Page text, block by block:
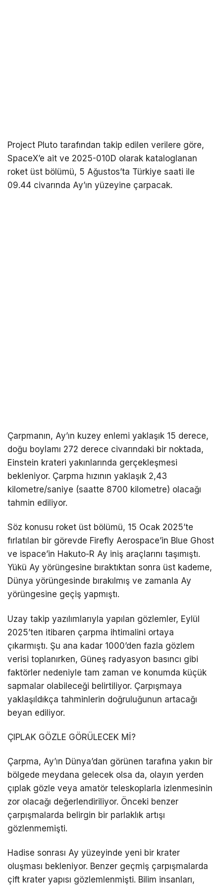
Project Pluto tarafından takip edilen verilere göre,
SpaceX’e ait ve 2025-010D olarak kataloglanan
roket üst bölümü, 5 Ağustos’ta Türkiye saati ile
09.44 civarında Ay’ın yüzeyine çarpacak.
Çarpmanın, Ay’ın kuzey enlemi yaklaşık 15 derece,
doğu boylamı 272 derece civarındaki bir noktada,
Einstein krateri yakınlarında gerçekleşmesi
bekleniyor. Çarpma hızının yaklaşık 2,43
kilometre/saniye (saatte 8700 kilometre) olacağı
tahmin ediliyor.
Söz konusu roket üst bölümü, 15 Ocak 2025’te
fırlatılan bir görevde Firefly Aerospace’in Blue Ghost
ve ispace’in Hakuto-R Ay iniş araçlarını taşımıştı.
Yükü Ay yörüngesine bıraktıktan sonra üst kademe,
Dünya yörüngesinde bırakılmış ve zamanla Ay
yörüngesine geçiş yapmıştı.
Uzay takip yazılımlarıyla yapılan gözlemler, Eylül
2025’ten itibaren çarpma ihtimalini ortaya
çıkarmıştı. Şu ana kadar 1000’den fazla gözlem
verisi toplanırken, Güneş radyasyon basıncı gibi
faktörler nedeniyle tam zaman ve konumda küçük
sapmalar olabileceği belirtiliyor. Çarpışmaya
yaklaşıldıkça tahminlerin doğruluğunun artacağı
beyan ediliyor.
ÇIPLAK GÖZLE GÖRÜLECEK Mİ?
Çarpma, Ay’ın Dünya’dan görünen tarafına yakın bir
bölgede meydana gelecek olsa da, olayın yerden
çıplak gözle veya amatör teleskoplarla izlenmesinin
zor olacağı değerlendiriliyor. Önceki benzer
çarpışmalarda belirgin bir parlaklık artışı
gözlenmemişti.
Hadise sonrası Ay yüzeyinde yeni bir krater
oluşması bekleniyor. Benzer geçmiş çarpışmalarda
çift krater yapısı gözlemlenmişti. Bilim insanları,